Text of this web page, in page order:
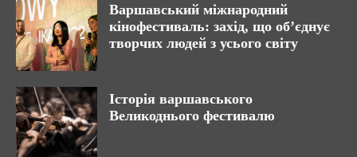
Варшавський міжнародний
кінофестиваль: захід, що об’єднує
творчих людей з усього світу
Історія варшавського
Великоднього фестивалю